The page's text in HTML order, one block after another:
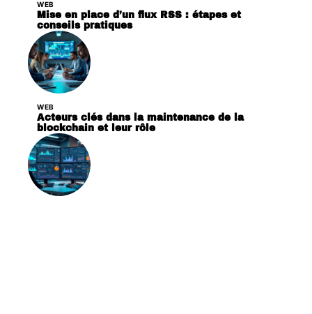
WEB
Mise en place d’un flux RSS : étapes et
conseils pratiques
WEB
Acteurs clés dans la maintenance de la
blockchain et leur rôle